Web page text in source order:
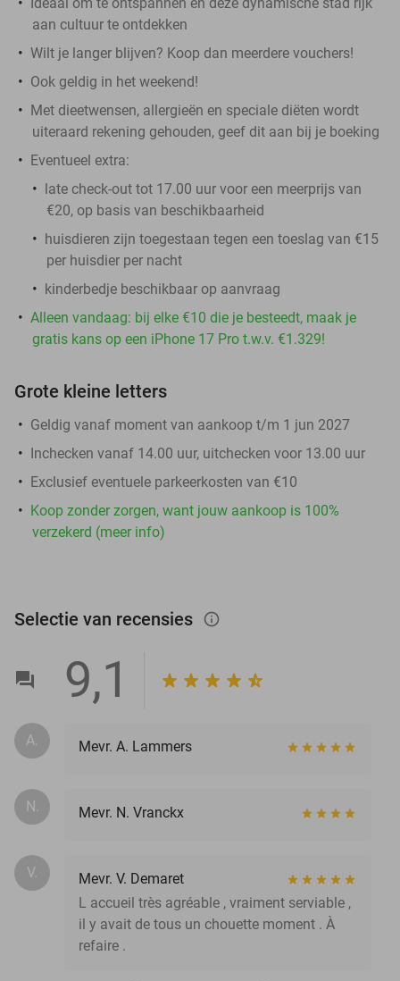
aan cultuur te ontdekken
Wilt je langer blijven? Koop dan meerdere vouchers!
Ook geldig in het weekend!
Met dieetwensen, allergieën en speciale diëten wordt
uiteraard rekening gehouden, geef dit aan bij je boeking
Eventueel extra:
late check-out tot 17.00 uur voor een meerprijs van
€20, op basis van beschikbaarheid
huisdieren zijn toegestaan tegen een toeslag van €15
per huisdier per nacht
kinderbedje beschikbaar op aanvraag
Alleen vandaag: bij elke €10 die je besteedt, maak je
gratis kans op een iPhone 17 Pro t.w.v. €1.329!
Grote kleine letters
Geldig vanaf moment van aankoop t/m 1 jun 2027
Inchecken vanaf 14.00 uur, uitchecken voor 13.00 uur
Exclusief eventuele parkeerkosten van €10
Koop zonder zorgen, want jouw aankoop is 100%
verzekerd (meer info)
Selectie van recensies info_outlined
9,1
A. Mevr. A. Lammers
N. Mevr. N. Vranckx
V.
Mevr. V. Demaret
L accueil très agréable , vraiment serviable ,
il y avait de tous un chouette moment . À
refaire .